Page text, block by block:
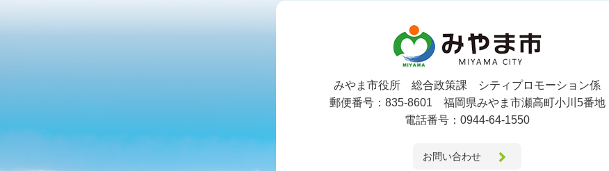
みやま市役所 総合政策課 シティプロモーション係
郵便番号：835-8601 福岡県みやま市瀬高町小川5番地
電話番号：0944-64-1550
お問い合わせ